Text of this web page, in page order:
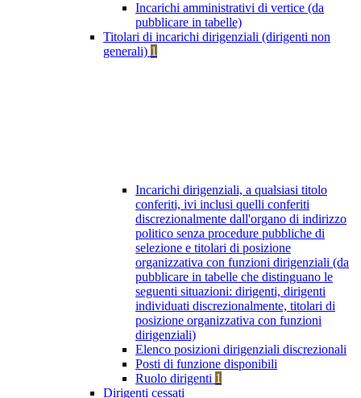
Incarichi amministrativi di vertice (da
pubblicare in tabelle)
Titolari di incarichi dirigenziali (dirigenti non
generali) 1
Incarichi dirigenziali, a qualsiasi titolo
conferiti, ivi inclusi quelli conferiti
discrezionalmente dall'organo di indirizzo
politico senza procedure pubbliche di
selezione e titolari di posizione
organizzativa con funzioni dirigenziali (da
pubblicare in tabelle che distinguano le
seguenti situazioni: dirigenti, dirigenti
individuati discrezionalmente, titolari di
posizione organizzativa con funzioni
dirigenziali)
Elenco posizioni dirigenziali discrezionali
Posti di funzione disponibili
Ruolo dirigenti 1
Dirigenti cessati